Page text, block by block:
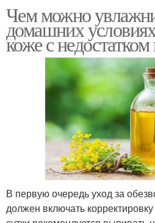
Чем можно
домашних
коже с недостатком
В первую очередь уход за
должен включать